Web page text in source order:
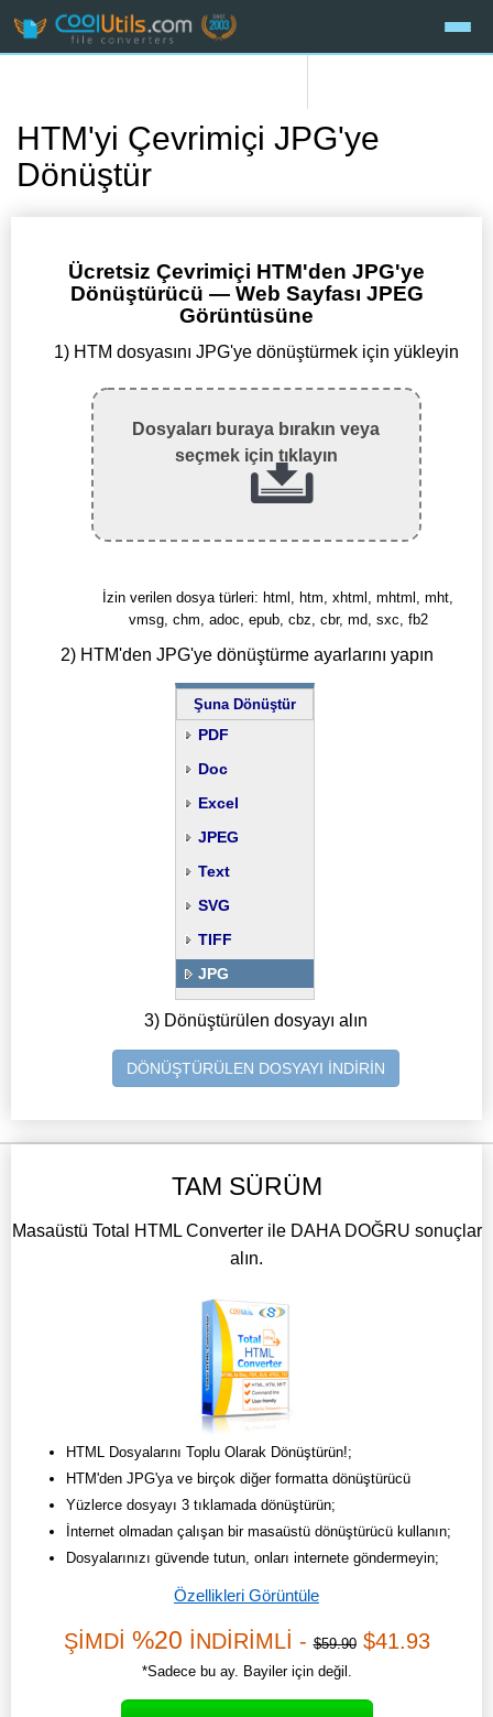
HTM'yi Çevrimiçi JPG'ye
Dönüştür
Ücretsiz Çevrimiçi HTM'den JPG'ye
Dönüştürücü — Web Sayfası JPEG
Görüntüsüne
1) HTM dosyasını JPG'ye dönüştürmek için yükleyin
Dosyaları buraya bırakın veya
seçmek için tıklayın
İzin verilen dosya türleri: html, htm, xhtml, mhtml, mht,
vmsg, chm, adoc, epub, cbz, cbr, md, sxc, fb2
2) HTM'den JPG'ye dönüştürme ayarlarını yapın
Şuna Dönüştür
PDF
Doc
Excel
JPEG
Text
SVG
TIFF
JPG
3) Dönüştürülen dosyayı alın
DÖNÜŞTÜRÜLEN DOSYAYI İNDİRİN
TAM SÜRÜM
Masaüstü Total HTML Converter ile DAHA DOĞRU sonuçlar
alın.
HTML Dosyalarını Toplu Olarak Dönüştürün!;
HTM'den JPG'ya ve birçok diğer formatta dönüştürücü
Yüzlerce dosyayı 3 tıklamada dönüştürün;
İnternet olmadan çalışan bir masaüstü dönüştürücü kullanın;
Dosyalarınızı güvende tutun, onları internete göndermeyin;
Özellikleri Görüntüle
ŞİMDİ %20 İNDİRİMLİ -$59.90$41.93
*Sadece bu ay. Bayiler için değil.